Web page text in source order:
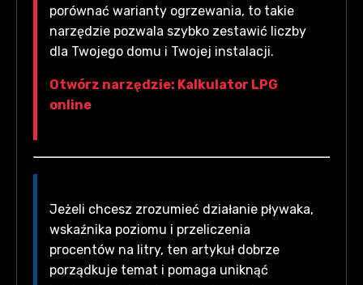
porównać warianty ogrzewania, to takie
narzędzie pozwala szybko zestawić liczby
dla Twojego domu i Twojej instalacji.
Otwórz narzędzie: Kalkulator LPG
online
Jeżeli chcesz zrozumieć działanie pływaka,
wskaźnika poziomu i przeliczenia
procentów na litry, ten artykuł dobrze
porządkuje temat i pomaga uniknąć